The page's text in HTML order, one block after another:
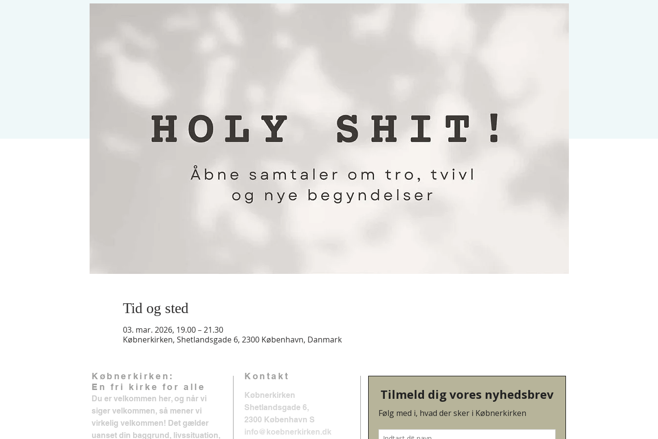
Tid og sted
03. mar. 2026, 19.00 – 21.30
Købnerkirken, Shetlandsgade 6, 2300 København, Danmark
Købnerkirken:
En fri kirke for alle
Du er velkommen her, og når vi
siger velkommen, så mener vi
virkelig velkommen! Det gælder
uanset din baggrund, livssituation,
Kontakt
Købnerkirken
Shetlandsgade 6,
2300 København S
info@koebnerkirken.dk